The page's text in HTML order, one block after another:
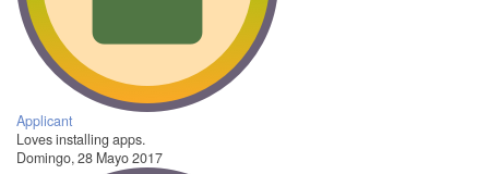
Applicant
Loves installing apps.
Domingo, 28 Mayo 2017